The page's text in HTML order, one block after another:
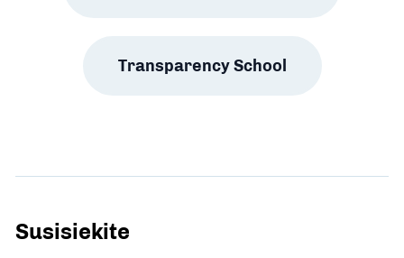
Transparency School
Susisiekite